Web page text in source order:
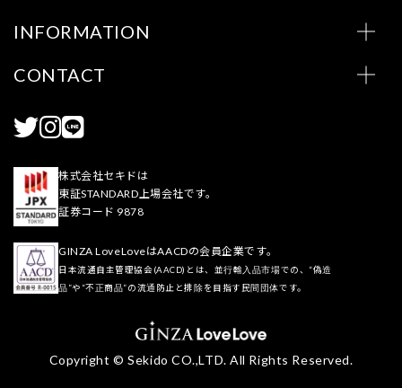
INFORMATION
CONTACT
株式会社セキドは
東証STANDARD上場会社です。
証券コード 9878
GINZA LoveLoveはAACDの会員企業です。
日本流通自主管理協会(AACD)とは、並行輸入品市場での、“偽造
品”や“不正商品”の流通防止と排除を目指す民間団体です。
Copyright © Sekido CO.,LTD. All Rights Reserved.